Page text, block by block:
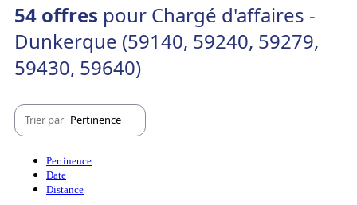
54 offres pour Chargé d'affaires -
Dunkerque (59140, 59240, 59279,
59430, 59640)
Trier par Pertinence
Pertinence
Date
Distance